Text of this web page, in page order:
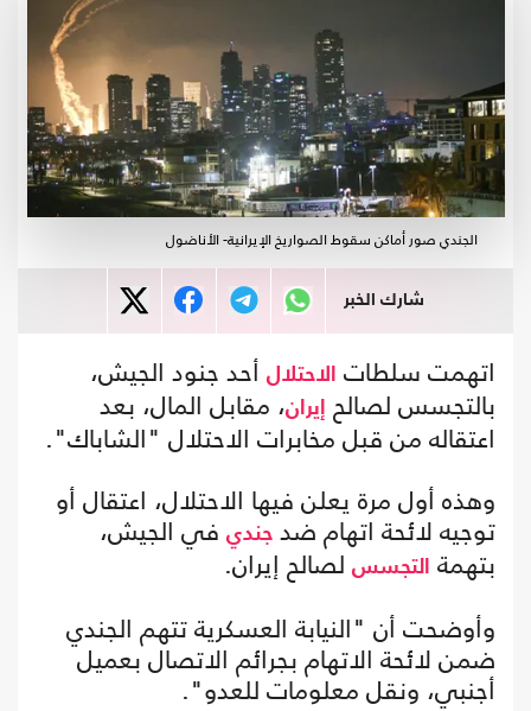
الجندي صور أماكن سقوط الصواريخ الإيرانية- الأناضول
شارك الخبر
اتهمت سلطات الاحتلال أحد جنود الجيش،
بالتجسس لصالح
إيران، مقابل المال، بعد
اعتقاله من قبل مخابرات الاحتلال "الشاباك".
وهذه أول مرة يعلن فيها الاحتلال، اعتقال أو
توجيه لائحة اتهام ضد جندي في الجيش،
بتهمة
التجسس لصالح إيران.
وأوضحت أن "النيابة العسكرية تتهم الجندي
ضمن لائحة الاتهام بجرائم الاتصال بعميل
أجنبي، ونقل معلومات للعدو".